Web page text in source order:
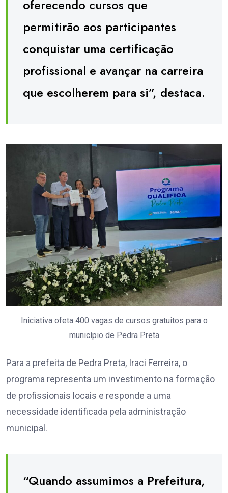
oferecendo cursos que
permitirão aos participantes
conquistar uma certificação
profissional e avançar na carreira
que escolherem para si”, destaca.
Iniciativa ofeta 400 vagas de cursos gratuitos para o
município de Pedra Preta
Para a prefeita de Pedra Preta, Iraci Ferreira, o
programa representa um investimento na formação
de profissionais locais e responde a uma
necessidade identificada pela administração
municipal.
“Quando assumimos a Prefeitura,